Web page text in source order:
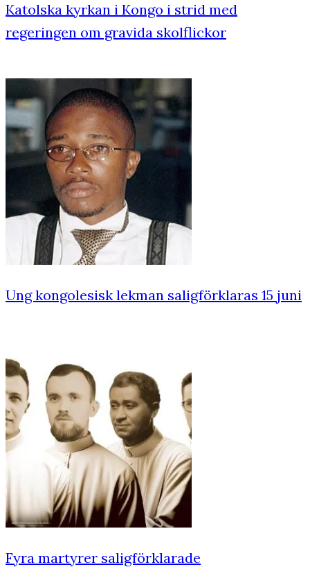
Katolska kyrkan i Kongo i strid med
regeringen om gravida skolflickor
Ung kongolesisk lekman saligförklaras 15 juni
Fyra martyrer saligförklarade